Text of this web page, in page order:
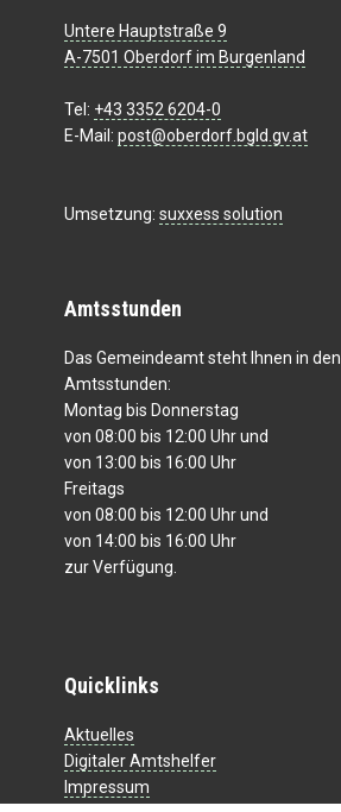
Untere Hauptstraße 9
A-7501 Oberdorf im Burgenland
Tel: +43 3352 6204-0
E-Mail: post@oberdorf.bgld.gv.at
Umsetzung: suxxess solution
Amtsstunden
Das Gemeindeamt steht Ihnen in den
Amtsstunden:
Montag bis Donnerstag
von 08:00 bis 12:00 Uhr und
von 13:00 bis 16:00 Uhr
Freitags
von 08:00 bis 12:00 Uhr und
von 14:00 bis 16:00 Uhr
zur Verfügung.
Quicklinks
Aktuelles
Digitaler Amtshelfer
Impressum